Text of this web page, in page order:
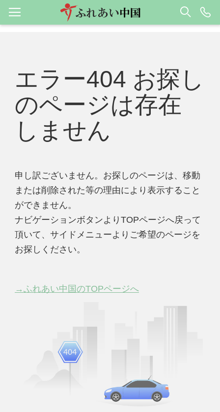
エラー404 お探し
のページは存在
しません
申し訳ございません。お探しのページは、移動
または削除された等の理由により表示すること
ができません。
ナビゲーションボタンよりTOPページへ戻って
頂いて、サイドメニューよりご希望のページを
お探しください。
→ふれあい中国のTOPページへ